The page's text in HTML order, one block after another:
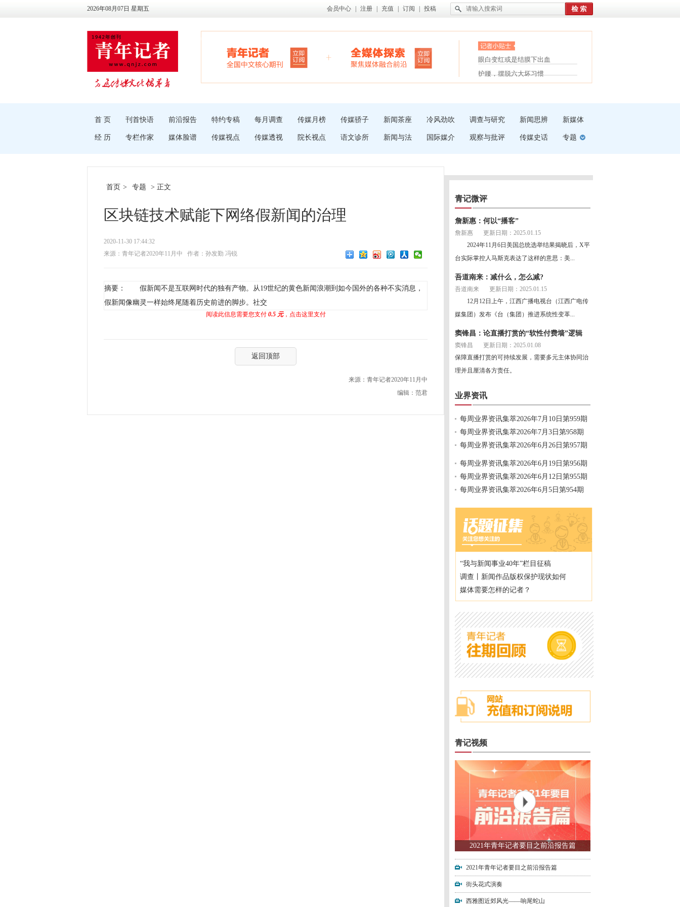
2026年08月07日 星期五 会员中心 注册 充值 订阅 投稿
眼白变红或是结膜下出血
“枝桠”“树桠”宜写成“枝...
夏天缓解疲劳有三招
护腰，摆脱六大坏习惯
受伤了冰敷还是热敷
首 页 刊首快语 前沿报告 特约专稿 每月调查 传媒月榜 传媒骄子 新闻茶座 冷风劲吹 调查与研究 新闻思辨 新媒体
经 历 专栏作家 媒体脸谱 传媒视点 传媒透视 院长视点 语文诊所 新闻与法 国际媒介 观察与批评 传媒史话 专题
首页 > 专题 > 正文
区块链技术赋能下网络假新闻的治理
2020-11-30 17:44:32
来源：青年记者2020年11月中
作者：孙发勤 冯锐
摘要： 假新闻不是互联网时代的独有产物。从19世纪的黄色新闻浪潮到如今国外的各种不实消息，
假新闻像幽灵一样始终尾随着历史前进的脚步。社交
阅读此信息需要您支付 0.5 元，点击这里支付
返回顶部
来源：青年记者2020年11月中
编辑：范君
青记微评
詹新惠：何以“播客”
詹新惠
更新日期：2025.01.15
2024年11月6日美国总统选举结果揭晓后，X平
台实际掌控人马斯克表达了这样的意思：美...
吾道南来：减什么，怎么减?
吾道南来
更新日期：2025.01.15
12月12日上午，江西广播电视台（江西广电传
媒集团）发布《台（集团）推进系统性变革...
窦锋昌：论直播打赏的“软性付费墙”逻辑
窦锋昌
更新日期：2025.01.08
保障直播打赏的可持续发展，需要多元主体协同治
理并且厘清各方责任。
业界资讯
每周业界资讯集萃2026年7月10日第959期
每周业界资讯集萃2026年7月3日第958期
每周业界资讯集萃2026年6月26日第957期
每周业界资讯集萃2026年6月19日第956期
每周业界资讯集萃2026年6月12日第955期
每周业界资讯集萃2026年6月5日第954期
“我与新闻事业40年”栏目征稿
调查丨新闻作品版权保护现状如何
媒体需要怎样的记者？
青记视频
2021年青年记者要目之前沿报告篇
2021年青年记者要目之前沿报告篇
街头花式演奏
西雅图近郊风光——响尾蛇山